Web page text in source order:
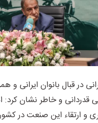
در قبال بانوان ایرانی و
قدردانی و خاطر نشان
و ارتقاء این صنعت در